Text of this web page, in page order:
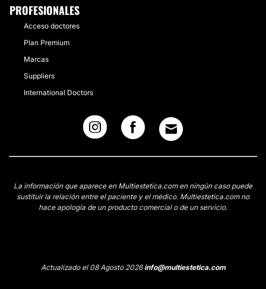
PROFESIONALES
Acceso doctores
Plan Premium
Marcas
Suppliers
International Doctors
La información que aparece en Multiestetica.com en ningún caso puede
sustituir la relación entre el paciente y el médico. Multiestetica.com no
hace apología de un producto comercial o de un servicio.
Actualizado el 08 Agosto 2026info@multiestetica.com